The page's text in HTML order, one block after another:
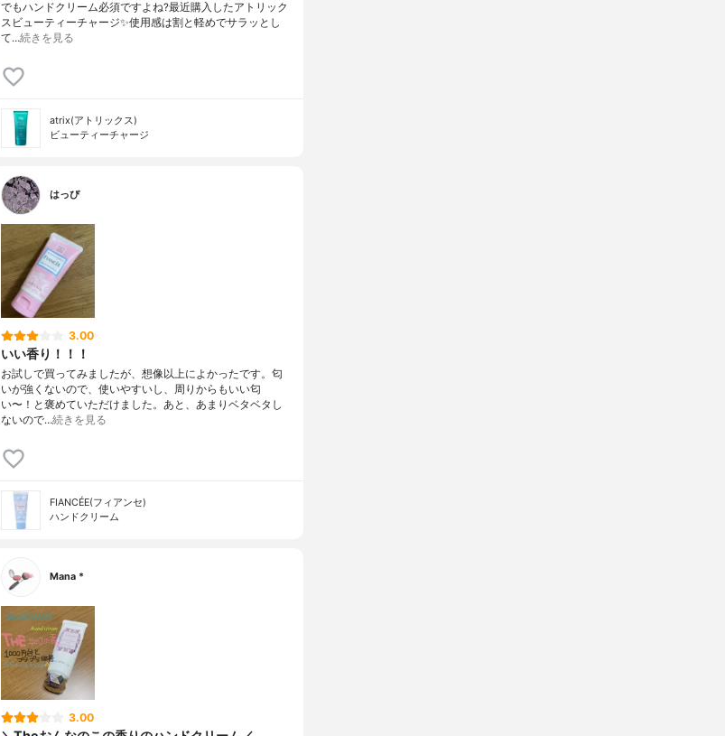
でもハンドクリーム必須ですよね?最近購入したアトリック
スビューティーチャージ✨使用感は割と軽めでサラッとし
て…続きを見る
atrix(アトリックス)
ビューティーチャージ
はっぴ
3.00
いい香り！！！
お試しで買ってみましたが、想像以上によかったです。匂
いが強くないので、使いやすいし、周りからもいい匂
い〜！と褒めていただけました。あと、あまりベタベタし
ないので…続きを見る
FIANCÉE(フィアンセ)
ハンドクリーム
Mana *
3.00